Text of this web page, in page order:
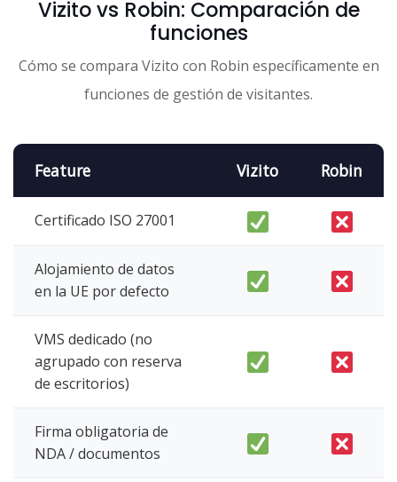
Vizito vs Robin: Comparación de
funciones
Cómo se compara Vizito con Robin específicamente en
funciones de gestión de visitantes.
Feature Vizito Robin
Certificado ISO 27001
Alojamiento de datos
en la UE por defecto
VMS dedicado (no
agrupado con reserva
de escritorios)
Firma obligatoria de
NDA / documentos